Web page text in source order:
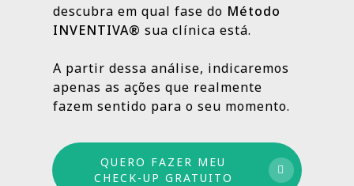
Por isso trabalhamos com um método
médio e longo prazo para garantir
crescimento sustentável.
descubra em qual fase do Método
INVENTIVA® sua clínica está.
A partir dessa análise, indicaremos
apenas as ações que realmente
fazem sentido para o seu momento.
QUERO FAZER MEU
CHECK-UP GRATUITO